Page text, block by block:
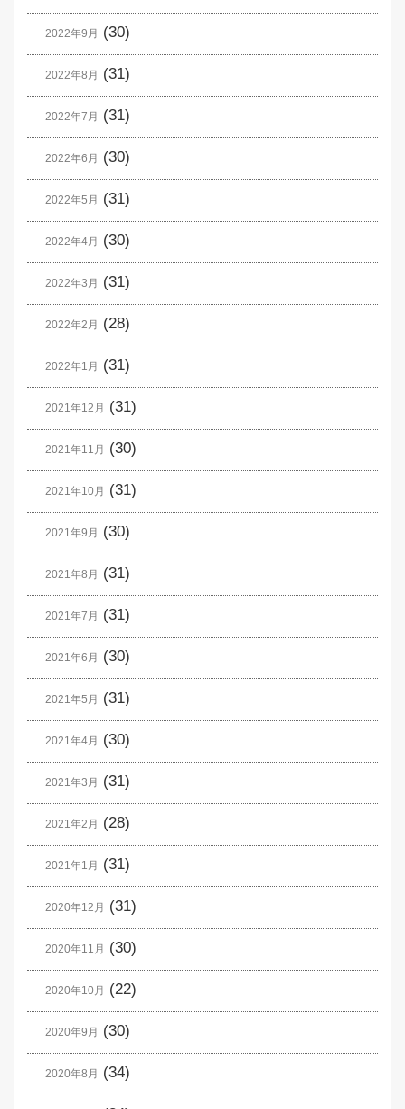
2022年9月 (30)
2022年8月 (31)
2022年7月 (31)
2022年6月 (30)
2022年5月 (31)
2022年4月 (30)
2022年3月 (31)
2022年2月 (28)
2022年1月 (31)
2021年12月 (31)
2021年11月 (30)
2021年10月 (31)
2021年9月 (30)
2021年8月 (31)
2021年7月 (31)
2021年6月 (30)
2021年5月 (31)
2021年4月 (30)
2021年3月 (31)
2021年2月 (28)
2021年1月 (31)
2020年12月 (31)
2020年11月 (30)
2020年10月 (22)
2020年9月 (30)
2020年8月 (34)